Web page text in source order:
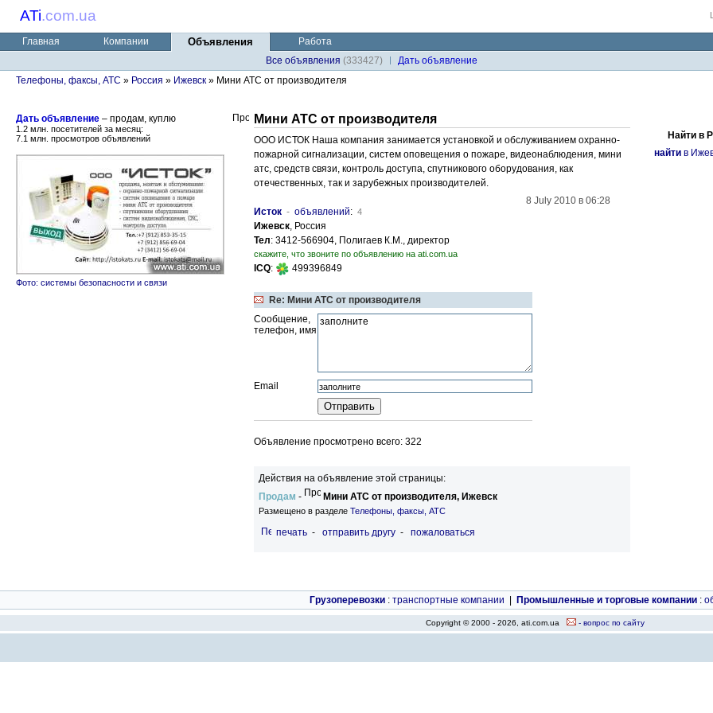
ATi.com.ua
Главная Компании Объявления
Работа
Все объявления (333427)
Дaть объявление
Телефоны, факсы, АТС » Россия » Ижевск » Мини АТС от производителя
Дать объявление – продам, куплю
1.2 млн. посетителей за месяц:
7.1 млн. просмотров объявлений
Фото: системы безопасности и связи
Мини АТС от производителя
ООО ИСТОК Наша компания занимается установкой и обслуживанием охранно-
пожарной сигнализации, систем оповещения о пожаре, видеонаблюдения, мини
атс, средств связи, контроль доступа, спутникового оборудования, как
отечественных, так и зарубежных производителей.
8 July 2010 в 06:28
Исток - объявлений: 4
Ижевск, Россия
Тел: 3412-566904, Полигаев К.М., директор
скажите, что звоните по объявлению на ati.com.ua
ICQ: 499396849
Re: Мини АТС от производителя
Сообщение,
телефон, имя
Email
Объявление просмотрено всего: 322
Действия на объявление этой страницы:
Продам - Мини АТС от производителя, Ижевск
Размещено в разделе Телефоны, факсы, АТС
печать - отправить другу - пожаловаться
Найти в
найти в
Грузоперевозки : транспортные компании Промышленные и торговые компании :
Copyright © 2000 - 2026, ati.com.ua - вопрос по сайту